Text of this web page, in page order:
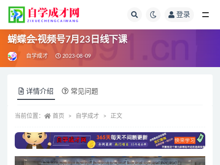
登录
蝴蝶会·视频号7月23日线下课
自学成才 2023-08-09
详情介绍 常见问题
当前位置： 首页 自学成才 正文